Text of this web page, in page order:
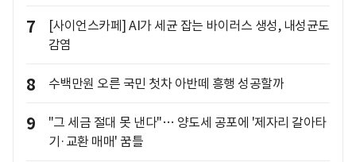
7
[사이언스카페] AI가 세균 잡는 바이러스 생성, 내성균도
감염
8 수백만원 오른 국민 첫차 아반떼 흥행 성공할까
9
"그 세금 절대 못 낸다"… 양도세 공포에 '제자리 갈아타
기·교환 매매' 꿈틀